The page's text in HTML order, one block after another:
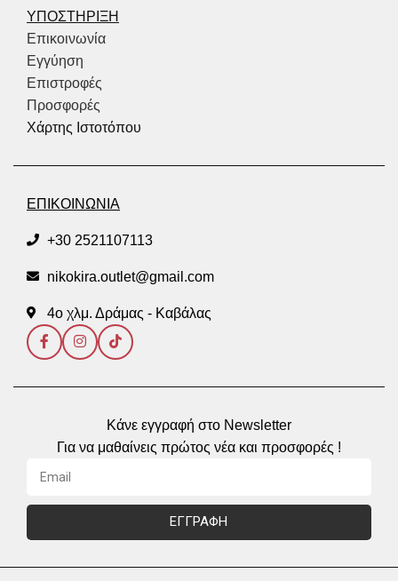
ΥΠΟΣΤΗΡΙΞΗ
Επικοινωνία
Εγγύηση
Επιστροφές
Προσφορές
Χάρτης Ιστοτόπου
ΕΠΙΚΟΙΝΩΝΙΑ
+30 2521107113
nikokira.outlet@gmail.com
4ο χλμ. Δράμας - Καβάλας
Κάνε εγγραφή στο Newsletter
Για να μαθαίνεις πρώτος νέα και προσφορές !
ΕΓΓΡΑΦΗ